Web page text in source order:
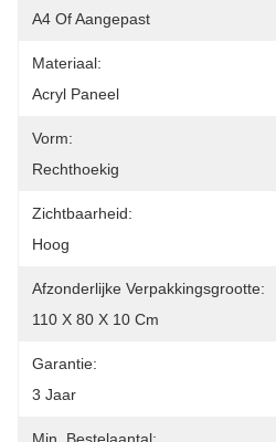
A4 Of Aangepast
Materiaal:
Acryl Paneel
Vorm:
Rechthoekig
Zichtbaarheid:
Hoog
Afzonderlijke Verpakkingsgrootte:
110 X 80 X 10 Cm
Garantie:
3 Jaar